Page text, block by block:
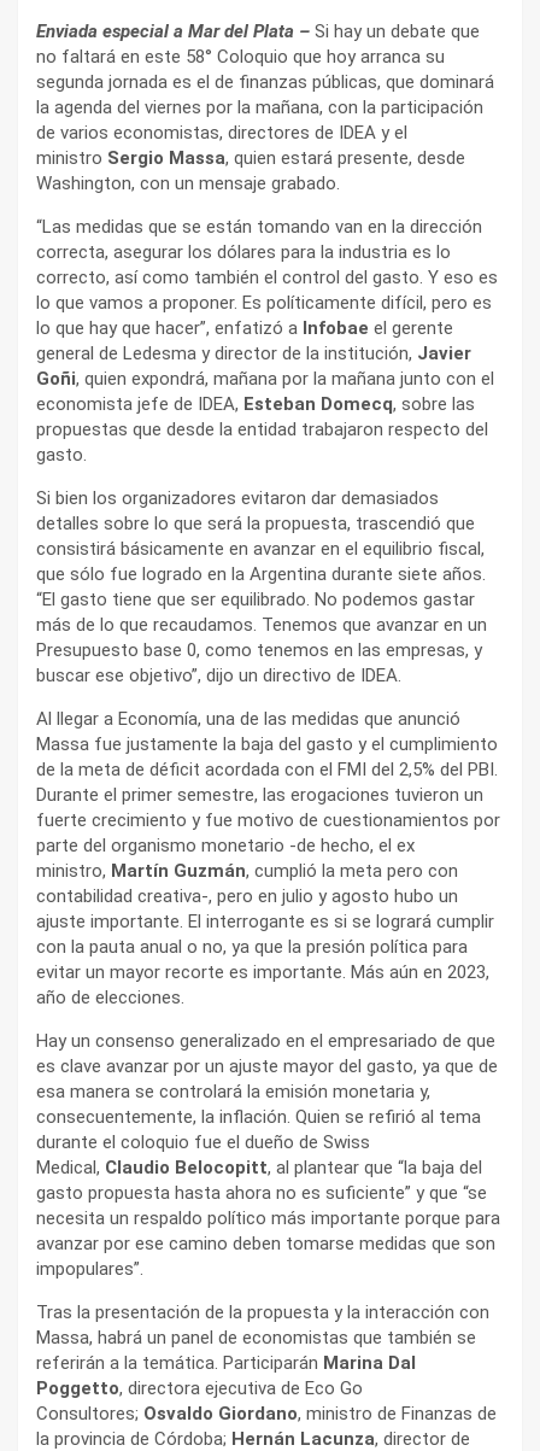
Enviada especial a Mar del Plata – Si hay un debate que
no faltará en este 58° Coloquio que hoy arranca su
segunda jornada es el de finanzas públicas, que dominará
la agenda del viernes por la mañana, con la participación
de varios economistas, directores de IDEA y el
ministro Sergio Massa, quien estará presente, desde
Washington, con un mensaje grabado.
“Las medidas que se están tomando van en la dirección
correcta, asegurar los dólares para la industria es lo
correcto, así como también el control del gasto. Y eso es
lo que vamos a proponer. Es políticamente difícil, pero es
lo que hay que hacer”, enfatizó a Infobae el gerente
general de Ledesma y director de la institución, Javier
Goñi, quien expondrá, mañana por la mañana junto con el
economista jefe de IDEA, Esteban Domecq, sobre las
propuestas que desde la entidad trabajaron respecto del
gasto.
Si bien los organizadores evitaron dar demasiados
detalles sobre lo que será la propuesta, trascendió que
consistirá básicamente en avanzar en el equilibrio fiscal,
que sólo fue logrado en la Argentina durante siete años.
“El gasto tiene que ser equilibrado. No podemos gastar
más de lo que recaudamos. Tenemos que avanzar en un
Presupuesto base 0, como tenemos en las empresas, y
buscar ese objetivo”, dijo un directivo de IDEA.
Al llegar a Economía, una de las medidas que anunció
Massa fue justamente la baja del gasto y el cumplimiento
de la meta de déficit acordada con el FMI del 2,5% del PBI.
Durante el primer semestre, las erogaciones tuvieron un
fuerte crecimiento y fue motivo de cuestionamientos por
parte del organismo monetario -de hecho, el ex
ministro, Martín Guzmán, cumplió la meta pero con
contabilidad creativa-, pero en julio y agosto hubo un
ajuste importante. El interrogante es si se logrará cumplir
con la pauta anual o no, ya que la presión política para
evitar un mayor recorte es importante. Más aún en 2023,
año de elecciones.
Hay un consenso generalizado en el empresariado de que
es clave avanzar por un ajuste mayor del gasto, ya que de
esa manera se controlará la emisión monetaria y,
consecuentemente, la inflación. Quien se refirió al tema
durante el coloquio fue el dueño de Swiss
Medical, Claudio Belocopitt, al plantear que “la baja del
gasto propuesta hasta ahora no es suficiente” y que “se
necesita un respaldo político más importante porque para
avanzar por ese camino deben tomarse medidas que son
impopulares”.
Tras la presentación de la propuesta y la interacción con
Massa, habrá un panel de economistas que también se
referirán a la temática. Participarán Marina Dal
Poggetto, directora ejecutiva de Eco Go
Consultores; Osvaldo Giordano, ministro de Finanzas de
la provincia de Córdoba; Hernán Lacunza, director de